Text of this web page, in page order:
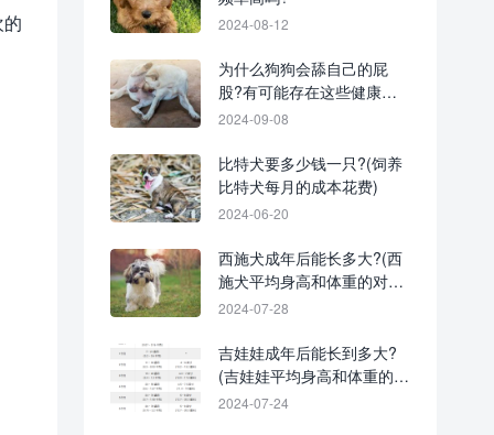
2024-08-12
为什么狗狗会舔自己的屁
股?有可能存在这些健康问
题!
2024-09-08
比特犬要多少钱一只?(饲养
比特犬每月的成本花费)
2024-06-20
西施犬成年后能长多大?(西
施犬平均身高和体重的对照
表)
2024-07-28
吉娃娃成年后能长到多大?
(吉娃娃平均身高和体重的对
照表)
2024-07-24